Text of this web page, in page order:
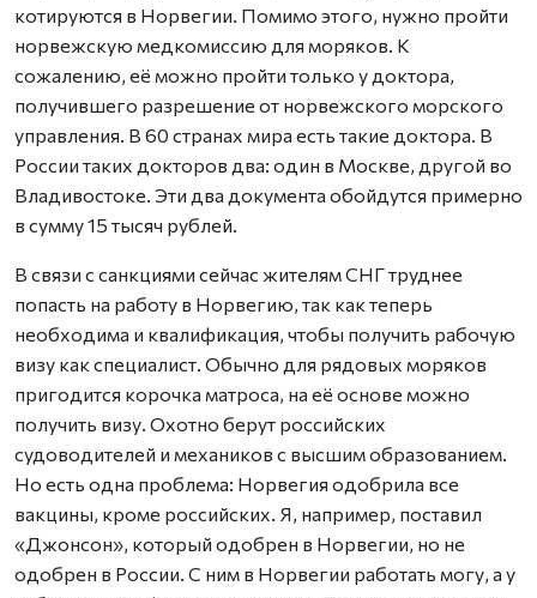
котируются в Норвегии. Помимо этого, нужно пройти
норвежскую медкомиссию для моряков. К
сожалению, её можно пройти только у доктора,
получившего разрешение от норвежского морского
управления. В 60 странах мира есть такие доктора. В
России таких докторов два: один в Москве, другой во
Владивостоке. Эти два документа обойдутся примерно
в сумму 15 тысяч рублей.
В связи с санкциями сейчас жителям СНГ труднее
попасть на работу в Норвегию, так как теперь
необходима и квалификация, чтобы получить рабочую
визу как специалист. Обычно для рядовых моряков
пригодится корочка матроса, на её основе можно
получить визу. Охотно берут российских
судоводителей и механиков с высшим образованием.
Но есть одна проблема: Норвегия одобрила все
вакцины, кроме российских. Я, например, поставил
«Джонсон», который одобрен в Норвегии, но не
одобрен в России. С ним в Норвегии работать могу, а у